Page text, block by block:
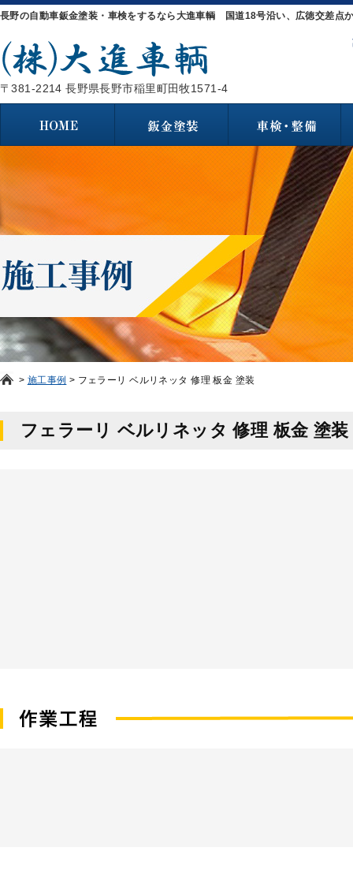
長野の自動車鈑金塗装・車検をするなら大進車輌 国道18号沿い、広徳交差点
〒381-2214 長野県長野市稲里町田牧1571-4
> 施工事例 > フェラーリ ベルリネッタ 修理 板金 塗装
フェラーリ ベルリネッタ 修理 板金 塗装